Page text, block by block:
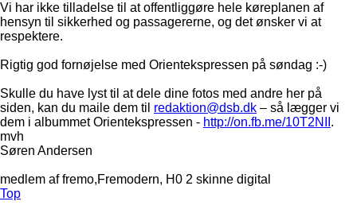
Vi har ikke tilladelse til at offentliggøre hele køreplanen af
hensyn til sikkerhed og passagererne, og det ønsker vi at
respektere.
Rigtig god fornøjelse med Orientekspressen på søndag :-)
Skulle du have lyst til at dele dine fotos med andre her på
siden, kan du maile dem til redaktion@dsb.dk – så lægger vi
dem i albummet Orientekspressen - http://on.fb.me/10T2NII .
mvh
Søren Andersen
medlem af fremo,Fremodern, H0 2 skinne digital
Top